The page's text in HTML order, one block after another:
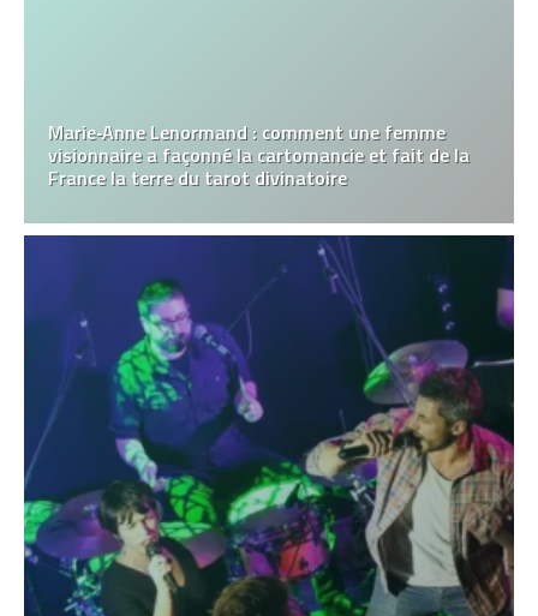
Marie‑Anne Lenormand : comment une femme
visionnaire a façonné la cartomancie et fait de la
France la terre du tarot divinatoire